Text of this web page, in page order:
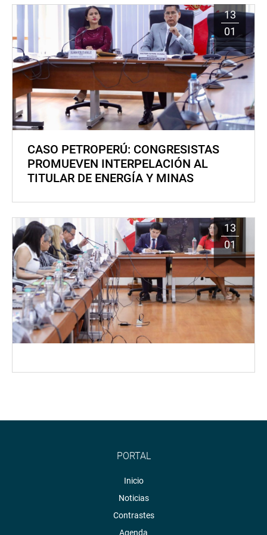
13
01
CASO PETROPERÚ: CONGRESISTAS
PROMUEVEN INTERPELACIÓN AL
TITULAR DE ENERGÍA Y MINAS
13
01
PORTAL
Inicio
Noticias
Contrastes
Agenda